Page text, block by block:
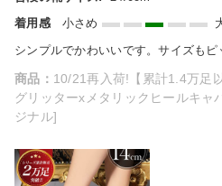
着用感
小さめ
シンプルでかわいいです。サイズもピ
商品： 10/21再入荷!【累計1.4万足
グリッターxメタリックヒールキャ
ジナル]